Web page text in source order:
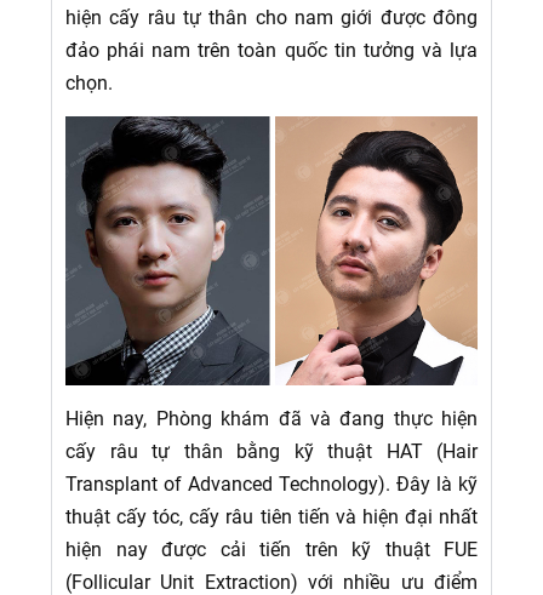
hiện cấy râu tự thân cho nam giới được đông
đảo phái nam trên toàn quốc tin tưởng và lựa
chọn.
Hiện nay, Phòng khám đã và đang thực hiện
cấy râu tự thân bằng kỹ thuật HAT (Hair
Transplant of Advanced Technology). Đây là kỹ
thuật cấy tóc, cấy râu tiên tiến và hiện đại nhất
hiện nay được cải tiến trên kỹ thuật FUE
(Follicular Unit Extraction) với nhiều ưu điểm